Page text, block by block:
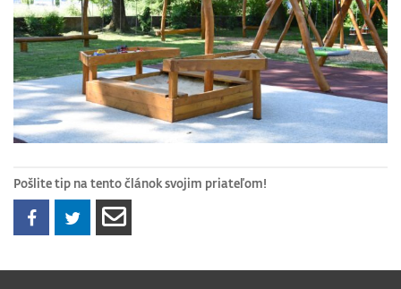
Pošlite tip na tento článok svojim priateľom!